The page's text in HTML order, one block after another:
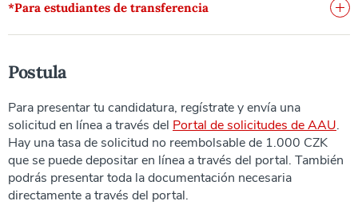
*Para estudiantes de transferencia
Postula
Para presentar tu candidatura, regístrate y envía una
solicitud en línea a través del Portal de solicitudes de AAU.
Hay una tasa de solicitud no reembolsable de 1.000 CZK
que se puede depositar en línea a través del portal. También
podrás presentar toda la documentación necesaria
directamente a través del portal.